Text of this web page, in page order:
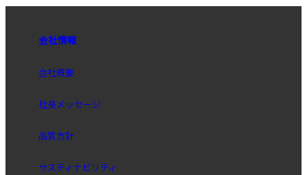
会社情報
会社概要
社長メッセージ
品質方針
サスティナビリティ